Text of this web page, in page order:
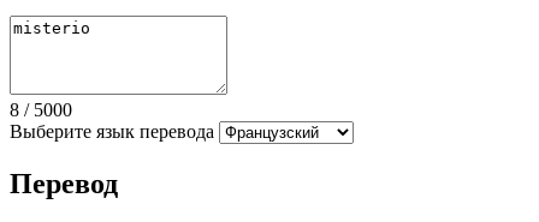
8 / 5000
Выберите язык перевода
Перевод